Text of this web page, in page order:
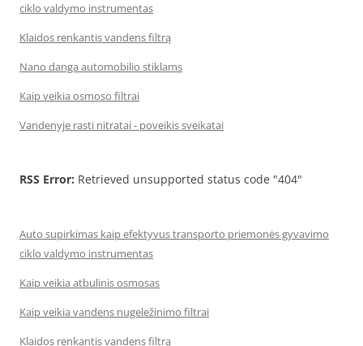
ciklo valdymo instrumentas
Klaidos renkantis vandens filtrą
Nano danga automobilio stiklams
Kaip veikia osmoso filtrai
Vandenyje rasti nitratai - poveikis sveikatai
RSS Error: Retrieved unsupported status code "404"
Auto supirkimas kaip efektyvus transporto priemonės gyvavimo
ciklo valdymo instrumentas
Kaip veikia atbulinis osmosas
Kaip veikia vandens nugeležinimo filtrai
Klaidos renkantis vandens filtrą